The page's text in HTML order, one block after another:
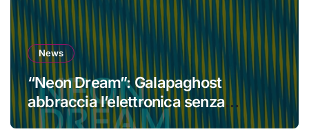
News
“Neon Dream”: Galapaghost
abbraccia l’elettronica senza
perdere la propria identità